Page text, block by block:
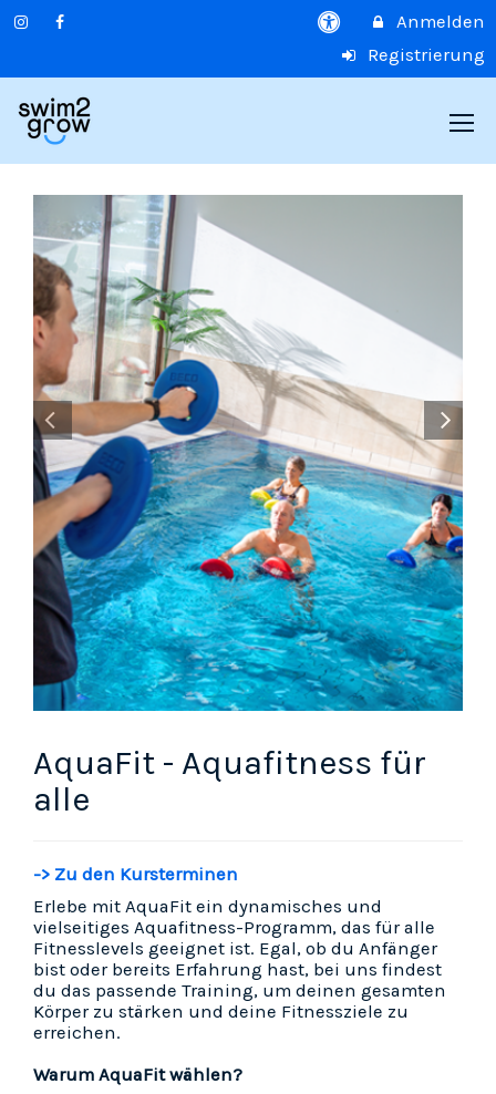
Anmelden
Registrierung
AquaFit - Aquafitness für
alle
-> Zu den Kursterminen
Erlebe mit AquaFit ein dynamisches und
vielseitiges Aquafitness-Programm, das für alle
Fitnesslevels geeignet ist. Egal, ob du Anfänger
bist oder bereits Erfahrung hast, bei uns findest
du das passende Training, um deinen gesamten
Körper zu stärken und deine Fitnessziele zu
erreichen.
Warum AquaFit wählen?